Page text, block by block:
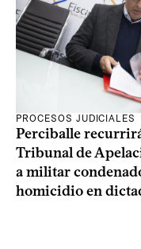
PROCESOS JUDICIALES
Perciballe
Tribunal de
a militar
homicidio en